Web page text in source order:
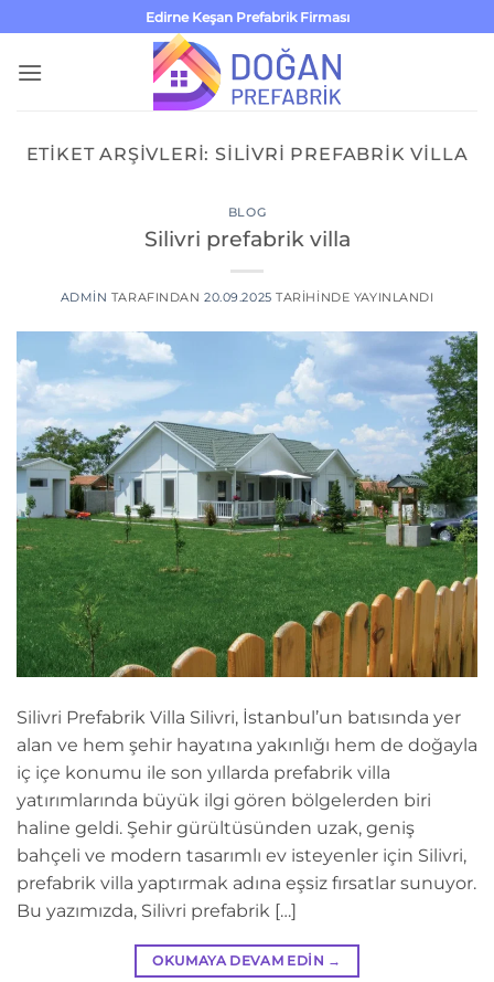
atla
Edirne Keşan Prefabrik Firması
ETIKET ARŞIVLERI: SILIVRI PREFABRIK VILLA
BLOG
Silivri prefabrik villa
ADMIN TARAFINDAN 20.09.2025 TARIHINDE YAYINLANDI
Silivri Prefabrik Villa Silivri, İstanbul’un batısında yer
alan ve hem şehir hayatına yakınlığı hem de doğayla
iç içe konumu ile son yıllarda prefabrik villa
yatırımlarında büyük ilgi gören bölgelerden biri
haline geldi. Şehir gürültüsünden uzak, geniş
bahçeli ve modern tasarımlı ev isteyenler için Silivri,
prefabrik villa yaptırmak adına eşsiz fırsatlar sunuyor.
Bu yazımızda, Silivri prefabrik […]
OKUMAYA DEVAM EDIN →